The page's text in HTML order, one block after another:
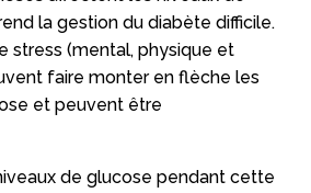
la gestion du diabète difficile.
stress (mental, physique et
faire monter en flèche les
et peuvent être
de glucose pendant cette